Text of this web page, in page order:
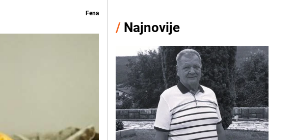
Fena
/ Najnovije